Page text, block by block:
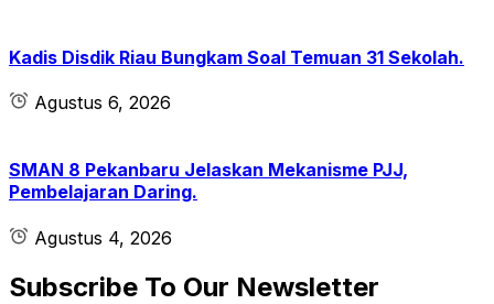
Kadis Disdik Riau Bungkam Soal Temuan 31 Sekolah.
Agustus 6, 2026
SMAN 8 Pekanbaru Jelaskan Mekanisme PJJ,
Pembelajaran Daring.
Agustus 4, 2026
Subscribe To Our Newsletter